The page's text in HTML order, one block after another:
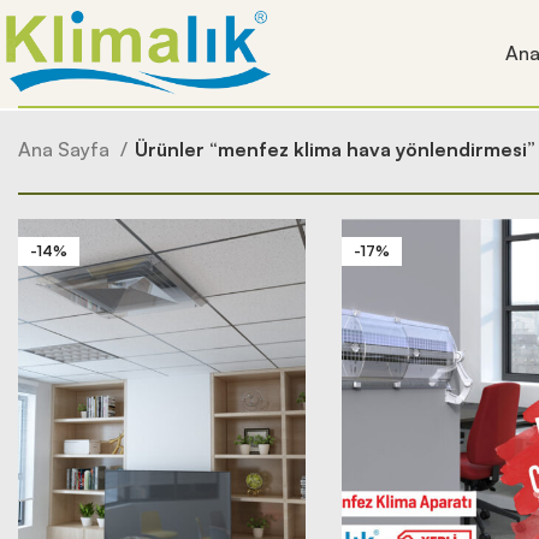
Ana Sayfa Ürünler “menfez klima hava
-14% -17%